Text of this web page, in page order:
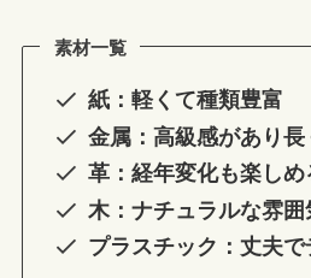
素材一覧
紙：軽くて種類豊富
金属：高級感があり長
革：経年変化も楽しめ
木：ナチュラルな雰囲
プラスチック：丈夫